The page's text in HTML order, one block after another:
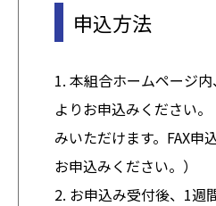
申込方法
1. 本組合ホームページ
よりお申込みください
みいただけます。FAX申
お申込みください。）
2. お申込み受付後、1週